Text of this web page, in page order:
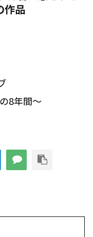
作品
8年間～